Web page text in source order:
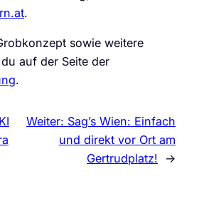
.
sowie weitere
auf der Seite der
.
Weiter: Sag’s Wien: Einfach
und direkt vor Ort am
Gertrudplatz!
→